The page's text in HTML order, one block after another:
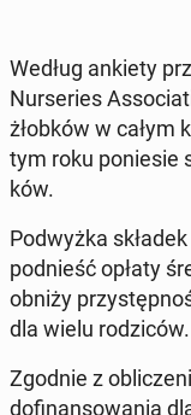
Według ankiety
Nur­se­ries
żłobków w całym
tym roku po­nie­sie
ków.
Pod­wyż­ka
pod­nieść opłaty
obniży
dla wielu ro­dzi­ców.
Zgodnie z
do­fi­nan­so­wa­nia